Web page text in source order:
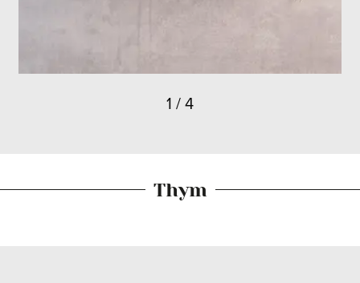
1 / 4
Thym